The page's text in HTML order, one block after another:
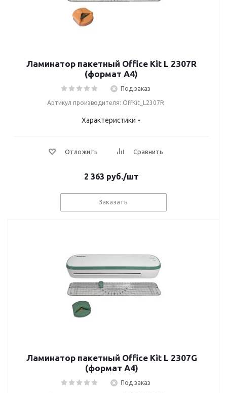
Ламинатор пакетный Office Kit L 2307R
(формат А4)
Под заказ
Артикул производителя: OffKit_L2307R
Характеристики
Отложить Сравнить
2 363 руб./шт
Заказать
Ламинатор пакетный Office Kit L 2307G
(формат А4)
Под заказ